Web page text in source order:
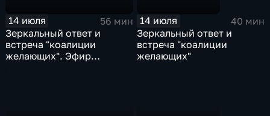
14 июля
56 мин
Зеркальный ответ и
встреча "коалиции
желающих". Эфир
14 июля
40 мин
Зеркальный ответ и
встреча "коалиции
желающих"